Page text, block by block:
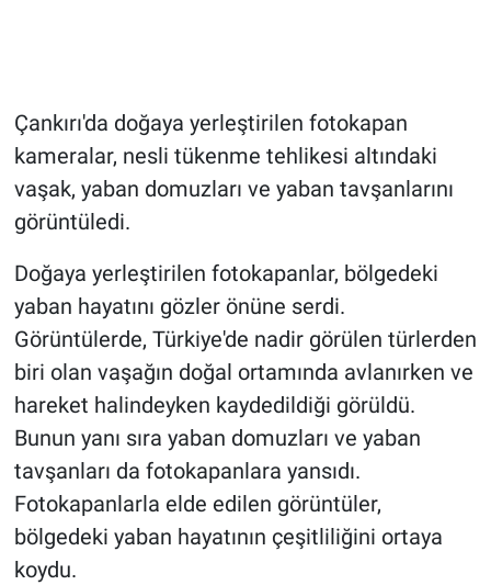
Çankırı'da doğaya yerleştirilen fotokapan
kameralar, nesli tükenme tehlikesi altındaki
vaşak, yaban domuzları ve yaban tavşanlarını
görüntüledi.
Doğaya yerleştirilen fotokapanlar, bölgedeki
yaban hayatını gözler önüne serdi.
Görüntülerde, Türkiye'de nadir görülen türlerden
biri olan vaşağın doğal ortamında avlanırken ve
hareket halindeyken kaydedildiği görüldü.
Bunun yanı sıra yaban domuzları ve yaban
tavşanları da fotokapanlara yansıdı.
Fotokapanlarla elde edilen görüntüler,
bölgedeki yaban hayatının çeşitliliğini ortaya
koydu.